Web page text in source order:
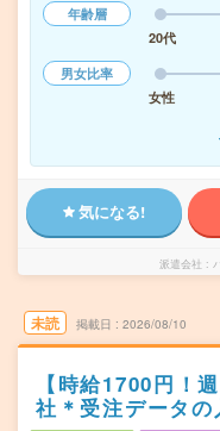
年齢層
20代
男女比率
女性
気になる!
派遣会社
未読 掲載日 2026/08/10
【時給1700円！
社＊受注データ